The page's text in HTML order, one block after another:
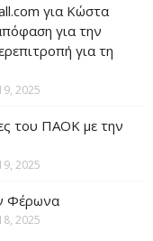
για Κώστα
για την
για τη
2025
του ΠΑΟΚ με την
2025
Φέρωνα
2025